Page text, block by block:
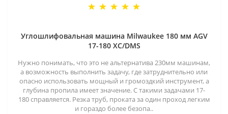
Углошлифовальная машина Milwaukee 180 мм AGV
17-180 XC/DMS
Нужно понимать, что это не альтернатива 230мм машинам,
а возможность выполнить задачу, где затруднительно или
опасно использовать мощный и громоздкий инструмент, а
глубина пропила имеет значение. С такими задачами 17-
180 справляется. Резка труб, проката за один проход легким
и гораздо более безопа..